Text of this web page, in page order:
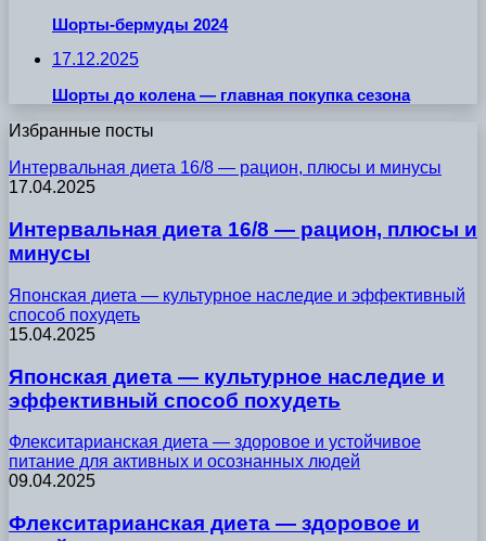
Шорты-бермуды 2024
17.12.2025
Шорты до колена — главная покупка сезона
Избранные посты
Интервальная диета 16/8 — рацион, плюсы и минусы
17.04.2025
Интервальная диета 16/8 — рацион, плюсы и
минусы
Японская диета — культурное наследие и эффективный
способ похудеть
15.04.2025
Японская диета — культурное наследие и
эффективный способ похудеть
Флекситарианская диета — здоровое и устойчивое
питание для активных и осознанных людей
09.04.2025
Флекситарианская диета — здоровое и